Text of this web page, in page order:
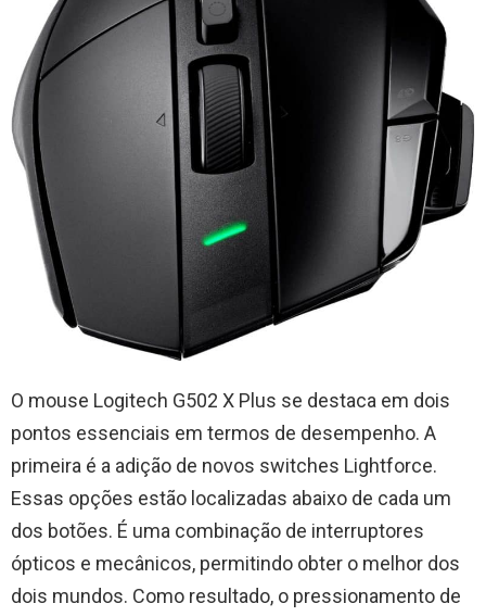
O mouse Logitech G502 X Plus se destaca em dois
pontos essenciais em termos de desempenho. A
primeira é a adição de novos switches Lightforce.
Essas opções estão localizadas abaixo de cada um
dos botões. É uma combinação de interruptores
ópticos e mecânicos, permitindo obter o melhor dos
dois mundos. Como resultado, o pressionamento de